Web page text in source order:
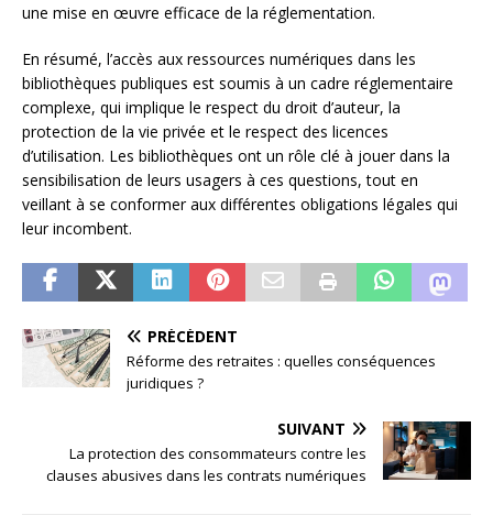
une mise en œuvre efficace de la réglementation.
En résumé, l’accès aux ressources numériques dans les
bibliothèques publiques est soumis à un cadre réglementaire
complexe, qui implique le respect du droit d’auteur, la
protection de la vie privée et le respect des licences
d’utilisation. Les bibliothèques ont un rôle clé à jouer dans la
sensibilisation de leurs usagers à ces questions, tout en
veillant à se conformer aux différentes obligations légales qui
leur incombent.
PRÉCÉDENT
Réforme des retraites : quelles conséquences
juridiques ?
SUIVANT
La protection des consommateurs contre les
clauses abusives dans les contrats numériques